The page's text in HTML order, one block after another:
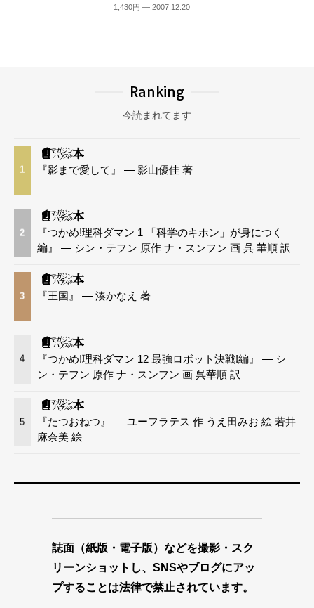
1,430円 — 2007.12.20
Ranking
今読まれてます
1 『影まで愛して』 — 影山優佳 著
2
『つかめ!理科ダマン 1 「科学のキホン」が身につく
編』 — シン・テフン 原作 ナ・スンフン 画 呉 華順 訳
3 『王国』 — 湊かなえ 著
4
『つかめ!理科ダマン 12 最強ロボット決戦!編』 — シ
ン・テフン 原作 ナ・スンフン 画 呉華順 訳
5
『たつおねつ』 — ユーフラテス 作 うえ田みお 絵 若井
麻奈美 絵
誌面（紙版・電子版）などを撮影・スク
リーンショットし、SNSやブログにアッ
プすることは法律で禁止されています。